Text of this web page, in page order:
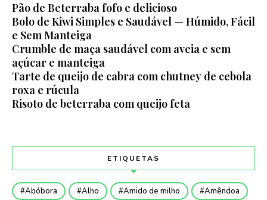
Pão de Beterraba fofo e delicioso
Bolo de Kiwi Simples e Saudável — Húmido, Fácil
e Sem Manteiga
Crumble de maça saudável com aveia e sem
açúcar e manteiga
Tarte de queijo de cabra com chutney de cebola
roxa e rúcula
Risoto de beterraba com queijo feta
ETIQUETAS
Abóbora Alho Amido de milho Amêndoa